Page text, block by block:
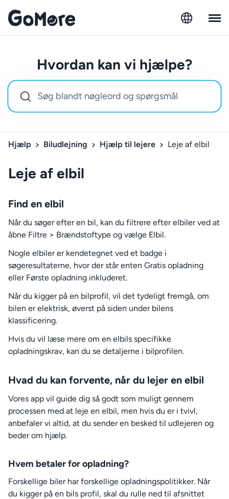
Hvordan kan vi hjælpe?
Hjælp Biludlejning Hjælp til lejere Leje af elbil
Leje af elbil
Find en elbil
Når du søger efter en bil, kan du filtrere efter elbiler ved at
åbne Filtre > Brændstoftype og vælge Elbil.
Nogle elbiler er kendetegnet ved et badge i
søgeresultaterne, hvor der står enten Gratis opladning
eller Første opladning inkluderet.
Når du kigger på en bilprofil, vil det tydeligt fremgå, om
bilen er elektrisk, øverst på siden under bilens
klassificering.
Hvis du vil læse mere om en elbils specifikke
opladningskrav, kan du se detaljerne i bilprofilen.
Hvad du kan forvente, når du lejer en elbil
Vores app vil guide dig så godt som muligt gennem
processen med at leje en elbil, men hvis du er i tvivl,
anbefaler vi altid, at du sender en besked til udlejeren og
beder om hjælp.
Hvem betaler for opladning?
Forskellige biler har forskellige opladningspolitikker. Når
du kigger på en bils profil, skal du rulle ned til afsnittet